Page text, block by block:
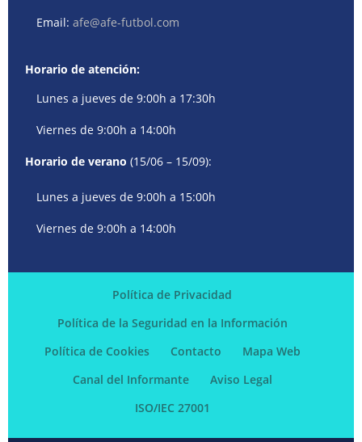
Email:afe@afe-futbol.com
Horario de atención:
Lunes a jueves de 9:00h a 17:30h
Viernes de 9:00h a 14:00h
Horario de verano (15/06 – 15/09):
Lunes a jueves de 9:00h a 15:00h
Viernes de 9:00h a 14:00h
Política de Privacidad
Política de la Seguridad en la Información
Política de Cookies
Contacto
Mapa Web
Canal del Informante
Aviso Legal
ISO/IEC 27001